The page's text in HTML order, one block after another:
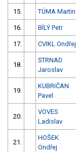
15. TÚMA Martin
16. BÍLÝ Petr
17. CVIKL Ondřej
18.
STRNAD
Jaroslav
19.
KUBRIČAN
Pavel
20.
VOVES
Ladislav
21.
HOŠEK
Ondřej